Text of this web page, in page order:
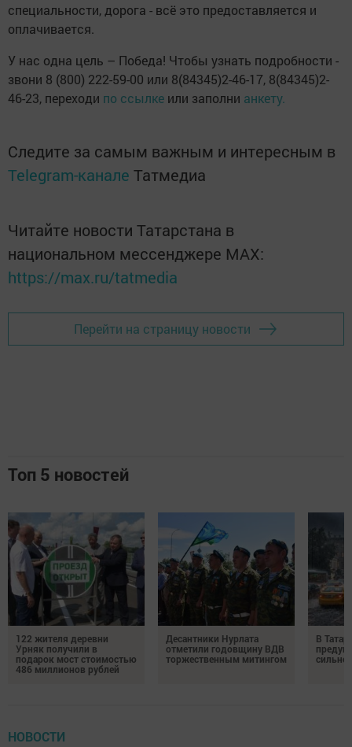
специальности, дорога - всё это предоставляется и
оплачивается.
У нас одна цель – Победа! Чтобы узнать подробности -
звони 8 (800) 222-59-00 или 8(84345)2-46-17, 8(84345)2-
46-23, переходи по ссылке или заполни анкету.
Следите за самым важным и интересным в
Telegram-канале Татмедиа
Читайте новости Татарстана в
национальном мессенджере MАХ:
https://max.ru/tatmedia
Перейти на страницу новости
Топ 5 новостей
122 жителя деревни
Урняк получили в
подарок мост стоимостью
486 миллионов рублей
Десантники Нурлата
отметили годовщину ВДВ
торжественным митингом
В
НОВОСТИ